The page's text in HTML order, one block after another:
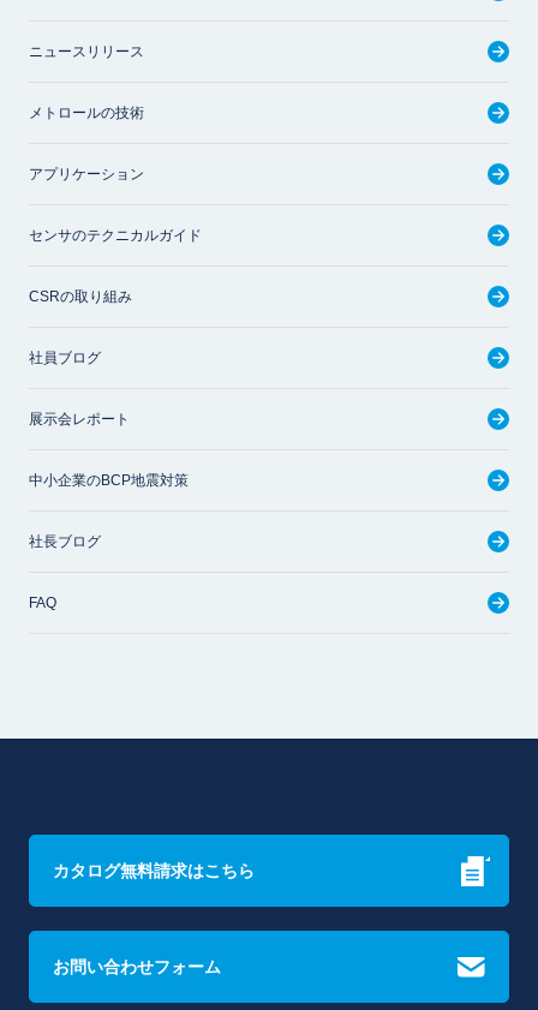
ニュースリリース
メトロールの技術
アプリケーション
センサのテクニカルガイド
CSRの取り組み
社員ブログ
展示会レポート
中小企業のBCP地震対策
社長ブログ
FAQ
カタログ無料請求はこちら
お問い合わせフォーム